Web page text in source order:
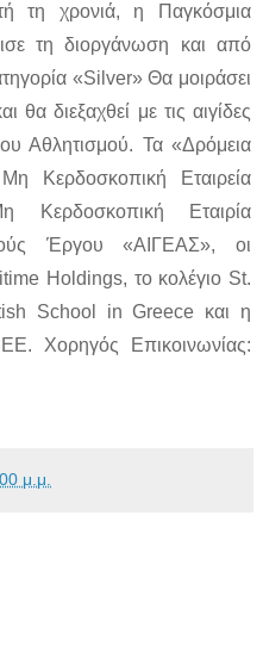
τη χρονιά, η Παγκόσμια
τη διοργάνωση και από
«Silver» Θα μοιράσει
διεξαχθεί με τις αιγίδες
Αθλητισμού. Τα «Δρόμεια
Κερδοσκοπική Εταιρεία
Εταιρία
Έργου «ΑΙΓΕΑΣ», οι
Holdings, το κολέγιο St.
School in Greece και η
Χορηγός Επικοινωνίας:
μ.μ.